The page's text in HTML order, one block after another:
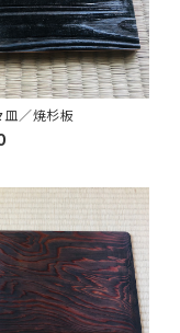
／焼杉板